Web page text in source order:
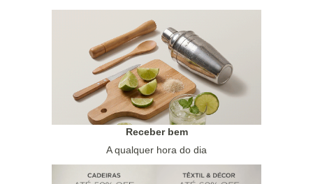
Receber bem
A qualquer hora do dia